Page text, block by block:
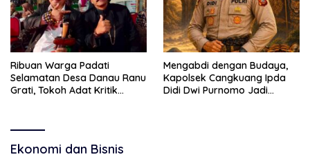
Ribuan Warga Padati
Selamatan Desa Danau Ranu
Grati, Tokoh Adat Kritik
Mengabdi dengan Budaya,
Kapolsek Cangkuang Ipda
Didi Dwi Purnomo Jadi
Ekonomi dan Bisnis